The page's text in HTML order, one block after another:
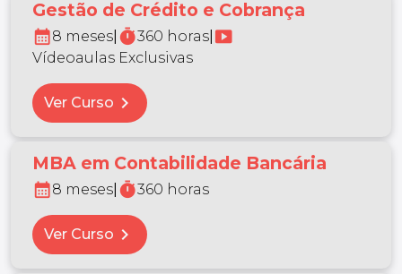
Gestão de Crédito e Cobrança
calendar_month8 meses timer360 horas smart_display
Vídeoaulas Exclusivas
Ver Curso chevron_right
MBA em Contabilidade Bancária
calendar_month8 meses timer360 horas
Ver Curso chevron_right